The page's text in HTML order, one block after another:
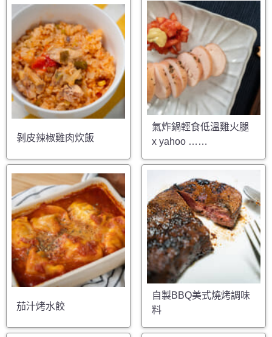
剝皮辣椒雞肉炊飯
氣炸鍋輕食低溫雞火腿
x yahoo ……
茄汁烤水餃
自製BBQ美式燒烤調味
料